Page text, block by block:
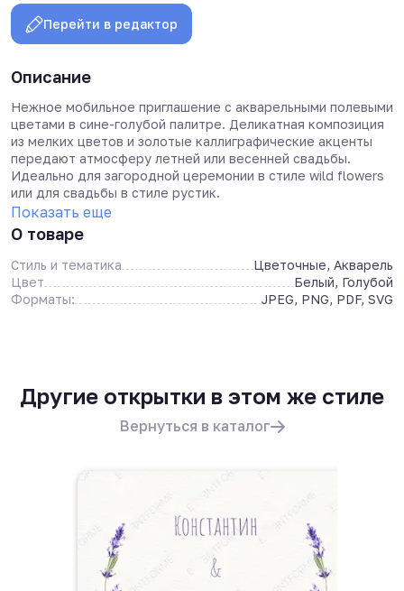
Перейти в редактор
Описание
Нежное мобильное приглашение с акварельными полевыми
цветами в сине-голубой палитре. Деликатная композиция
из мелких цветов и золотые каллиграфические акценты
передают атмосферу летней или весенней свадьбы.
Идеально для загородной церемонии в стиле wild flowers
или для свадьбы в стиле рустик.
Показать еще
О товаре
Стиль и тематика
Цветочные, Акварель
Цвет
Белый, Голубой
Форматы:
JPEG, PNG, PDF, SVG
Другие открытки в этом же стиле
Вернуться в каталог